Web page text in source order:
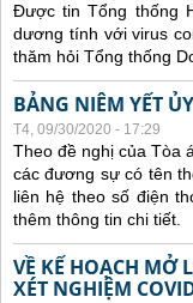
Được tin Tổng thống
dương tính với virus
thăm hỏi Tổng thống
BẢNG NIÊM YẾT
T4, 09/30/2020 - 17:29
Theo đề nghị của Tòa
các đương sự có tên
liên hệ theo số điện
thêm thông tin chi tiết.
VỀ KẾ HOẠCH MỞ
XÉT NGHIỆM